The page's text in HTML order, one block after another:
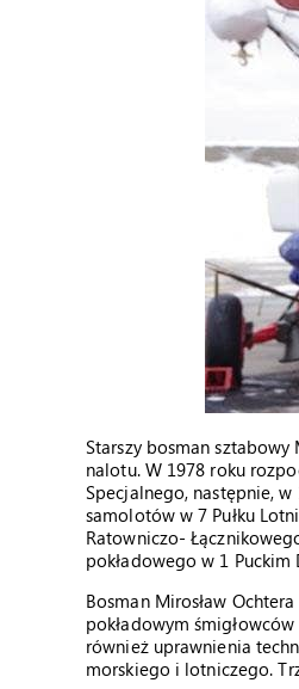
Starszy bosman
nalotu. W 1978 roku
Specjalnego, następnie,
samolotów w 7 Pułku
Ratowniczo-
pokładowego w 1
Bosman Mirosław
pokładowym
również uprawnienia
morskiego i lotniczego.